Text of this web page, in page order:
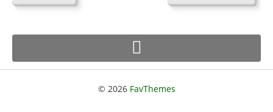
© 2026 FavThemes